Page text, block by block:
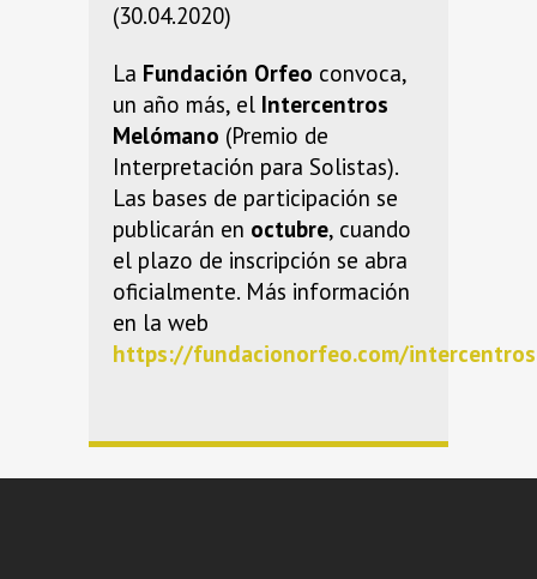
(30.04.2020)
La Fundación Orfeo convoca,
un año más, el Intercentros
Melómano (Premio de
Interpretación para Solistas).
Las bases de participación se
publicarán en octubre, cuando
el plazo de inscripción se abra
oficialmente. Más información
en la web
https://fundacionorfeo.com/